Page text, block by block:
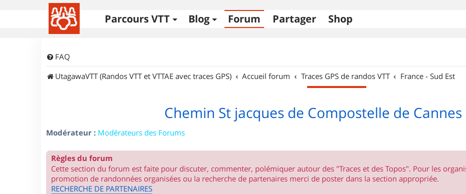
Parcours VTT Blog Forum Partager Shop
FAQ
UtagawaVTT (Randos VTT et VTTAE avec traces GPS)
Accueil forum Traces GPS de randos VTT France - Sud Est
Chemin St jacques de Compostelle de Cannes
Modérateur : Modérateurs des Forums
Règles du forum
Cette section du forum est faite pour discuter, commenter, polémiquer autour des "Traces et des Topos". Pour les
promotion de randonnées organisées ou la recherche de partenaires merci de poster dans la section appropriée.
RECHERCHE DE PARTENAIRES